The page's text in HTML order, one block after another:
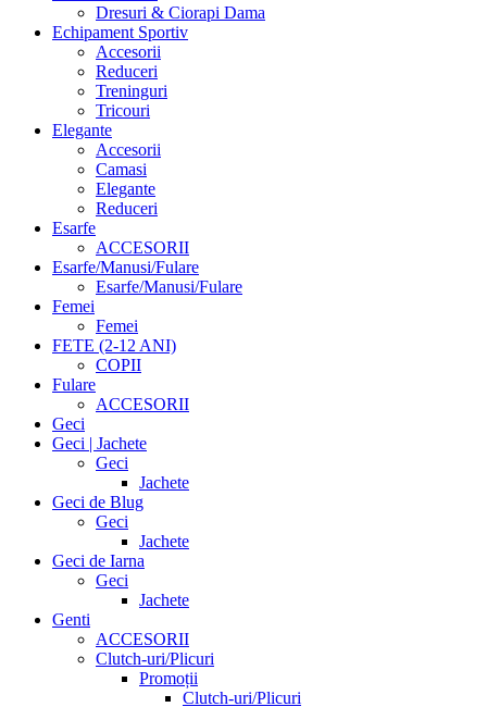
Dresuri & Ciorapi Dama
Echipament Sportiv
Accesorii
Reduceri
Treninguri
Tricouri
Elegante
Accesorii
Camasi
Elegante
Reduceri
Esarfe
ACCESORII
Esarfe/Manusi/Fulare
Esarfe/Manusi/Fulare
Femei
Femei
FETE (2-12 ANI)
COPII
Fulare
ACCESORII
Geci
Geci | Jachete
Geci
Jachete
Geci de Blug
Geci
Jachete
Geci de Iarna
Geci
Jachete
Genti
ACCESORII
Clutch-uri/Plicuri
Promoții
Clutch-uri/Plicuri